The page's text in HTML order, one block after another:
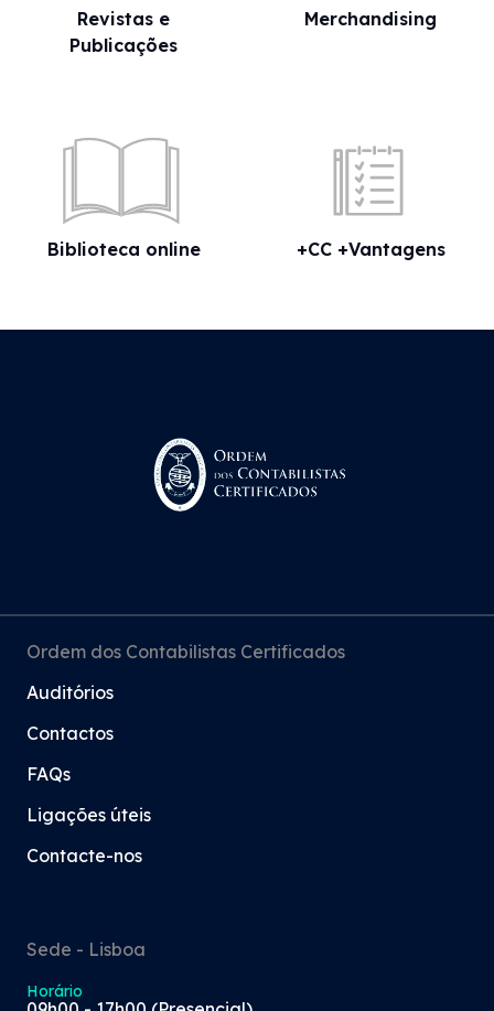
Revistas e
Publicações
Merchandising
Biblioteca online +CC +Vantagens
Ordem dos Contabilistas Certificados
Auditórios
Contactos
FAQs
Ligações úteis
Contacte-nos
Sede - Lisboa
Horário